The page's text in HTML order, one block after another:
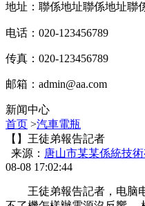
地址：聯係地址聯係地址聯
电话：020-123456789
传真：020-123456789
邮箱： admin@aa.com
新闻中心
首页 >汽車電瓶
【】王徒弟報告記者
来源： 唐山市某某係統技
08-08 17:02:44
王徒弟報告記者，电